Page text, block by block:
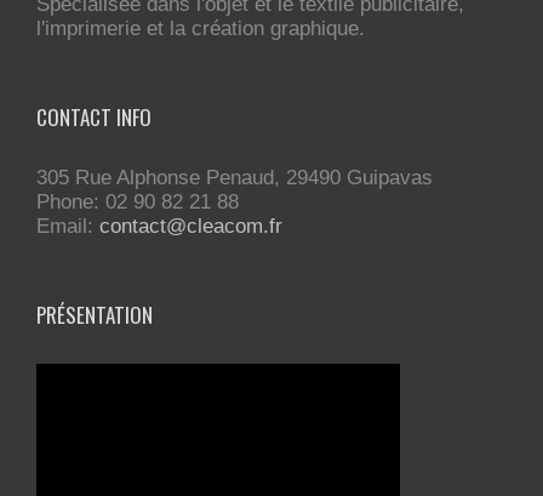
l'imprimerie et la création graphique.
CONTACT INFO
305 Rue Alphonse Penaud, 29490 Guipavas
Phone: 02 90 82 21 88
Email: contact@cleacom.fr
PRÉSENTATION